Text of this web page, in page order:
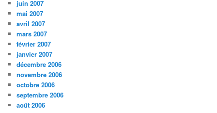
juin 2007
mai 2007
avril 2007
mars 2007
février 2007
janvier 2007
décembre 2006
novembre 2006
octobre 2006
septembre 2006
août 2006